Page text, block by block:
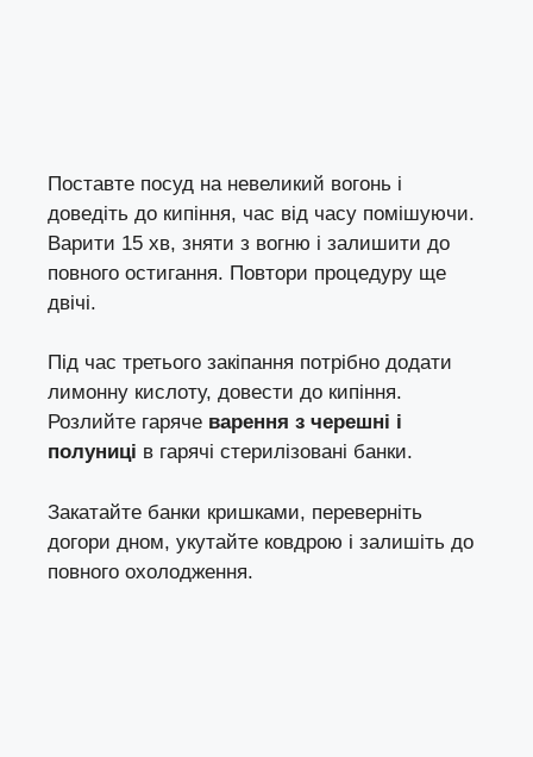
Поставте посуд на невеликий вогонь і
доведіть до кипіння, час від часу помішуючи.
Варити 15 хв, зняти з вогню і залишити до
повного остигання. Повтори процедуру ще
двічі.
Під час третього закіпання потрібно додати
лимонну кислоту, довести до кипіння.
Розлийте гаряче варення з черешні і
полуниці в гарячі стерилізовані банки.
Закатайте банки кришками, переверніть
догори дном, укутайте ковдрою і залишіть до
повного охолодження.